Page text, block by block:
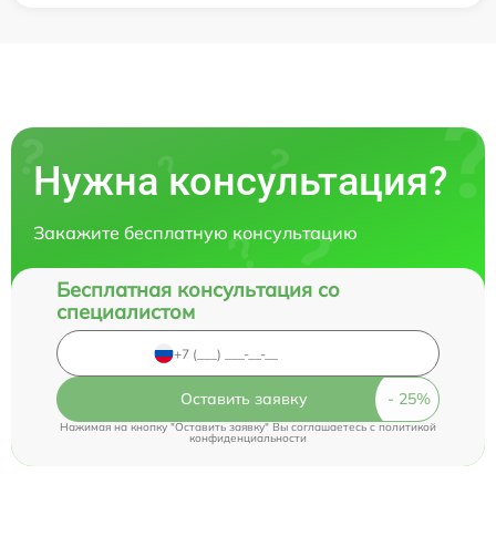
Нужна консультация?
Закажите бесплатную консультацию
Бесплатная консультация со
специалистом
Оставить заявку
Нажимая на кнопку "Оставить заявку" Вы соглашаетесь c политикой
конфиденциальности